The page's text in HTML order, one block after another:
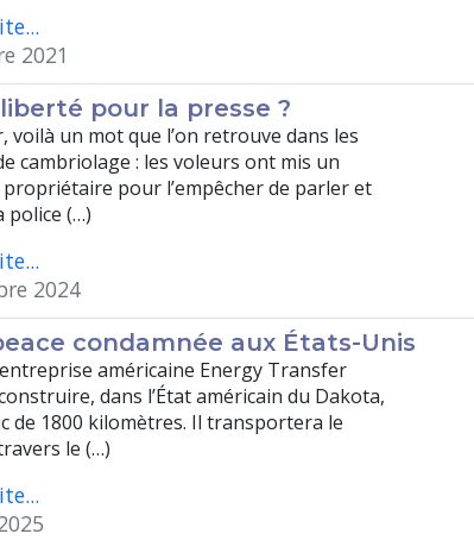
2021
pour la presse ?
voilà un mot que l’on retrouve dans les
cambriolage : les voleurs ont mis un
pour l’empêcher de parler et
police (…)
2024
condamnée aux États-Unis
américaine Energy Transfer
dans l’État américain du Dakota,
de 1800 kilomètres. Il transportera le
le (…)